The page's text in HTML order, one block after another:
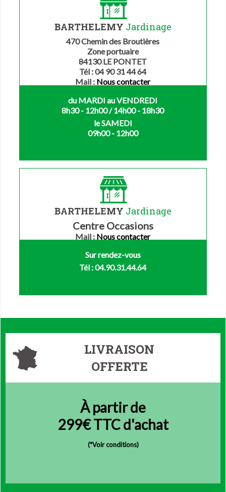
BARTHELEMY Jardinage
470 Chemin des Broutières
Zone portuaire
84130 LE PONTET
Tél : 04 90 31 44 64
Mail : Nous contacter
du MARDI au VENDREDI
8h30 - 12h00 / 14h00 - 18h30
le SAMEDI
09h00 - 12h00
BARTHELEMY Jardinage
Centre Occasions
Mail : Nous contacter
Sur rendez-vous
Tél : 04.90.31.44.64
LIVRAISON
OFFERTE
À partir de
299€ TTC d'achat
(*Voir conditions)